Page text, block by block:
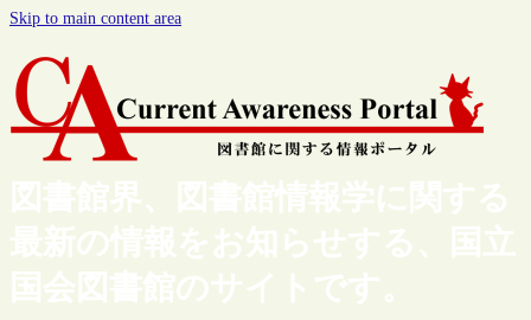
Skip to main content area
図書館界、図書館情報学に関する
最新の情報をお知らせする、国立
国会図書館のサイトです。